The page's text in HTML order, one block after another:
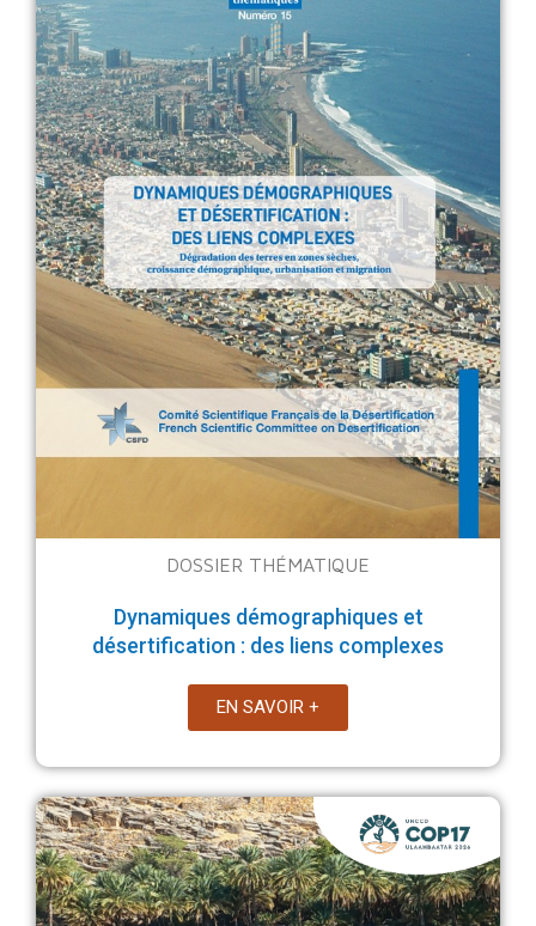
DOSSIER THÉMATIQUE
Dynamiques démographiques et
désertification : des liens complexes
EN SAVOIR +